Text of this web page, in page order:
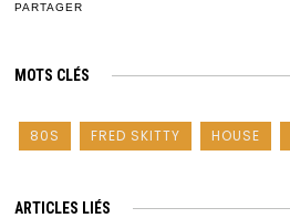
PARTAGER
MOTS CLÉS
80S FRED SKITTY HOUSE
ARTICLES LIÉS